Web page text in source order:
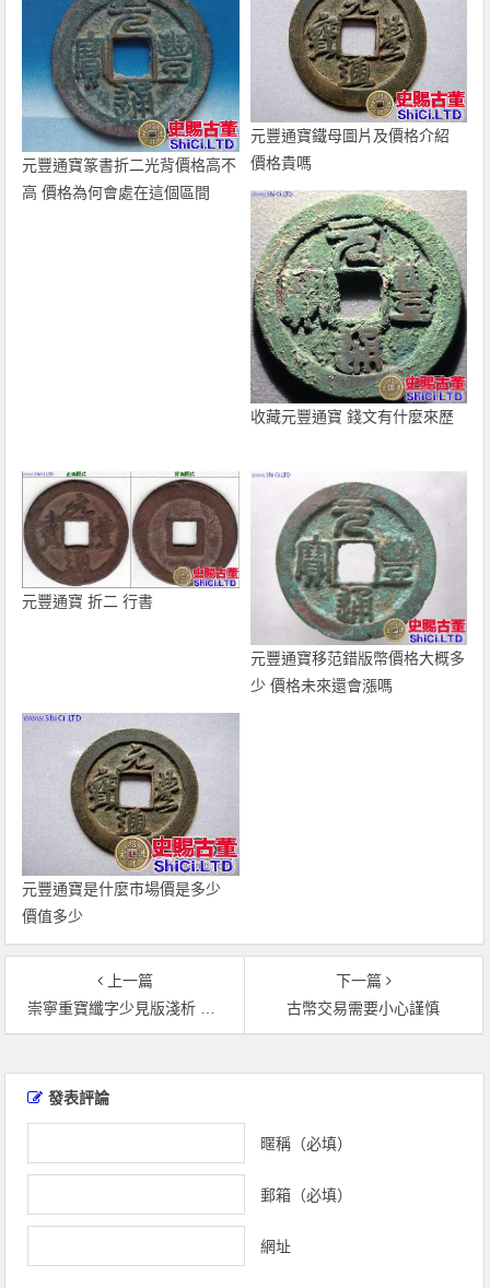
元豐通寶篆書折二光背價格高不
高 價格為何會處在這個區間
元豐通寶鐵母圖片及價格介紹
價格貴嗎
收藏元豐通寶 錢文有什麼來歷
元豐通寶 折二 行書
元豐通寶移范錯版幣價格大概多
少 價格未來還會漲嗎
元豐通寶是什麼市場價是多少
價值多少
上一篇
崇寧重寶纖字少見版淺析 價格高嗎
下一篇
古幣交易需要小心謹慎
發表評論
暱稱（必填）
郵箱（必填）
網址